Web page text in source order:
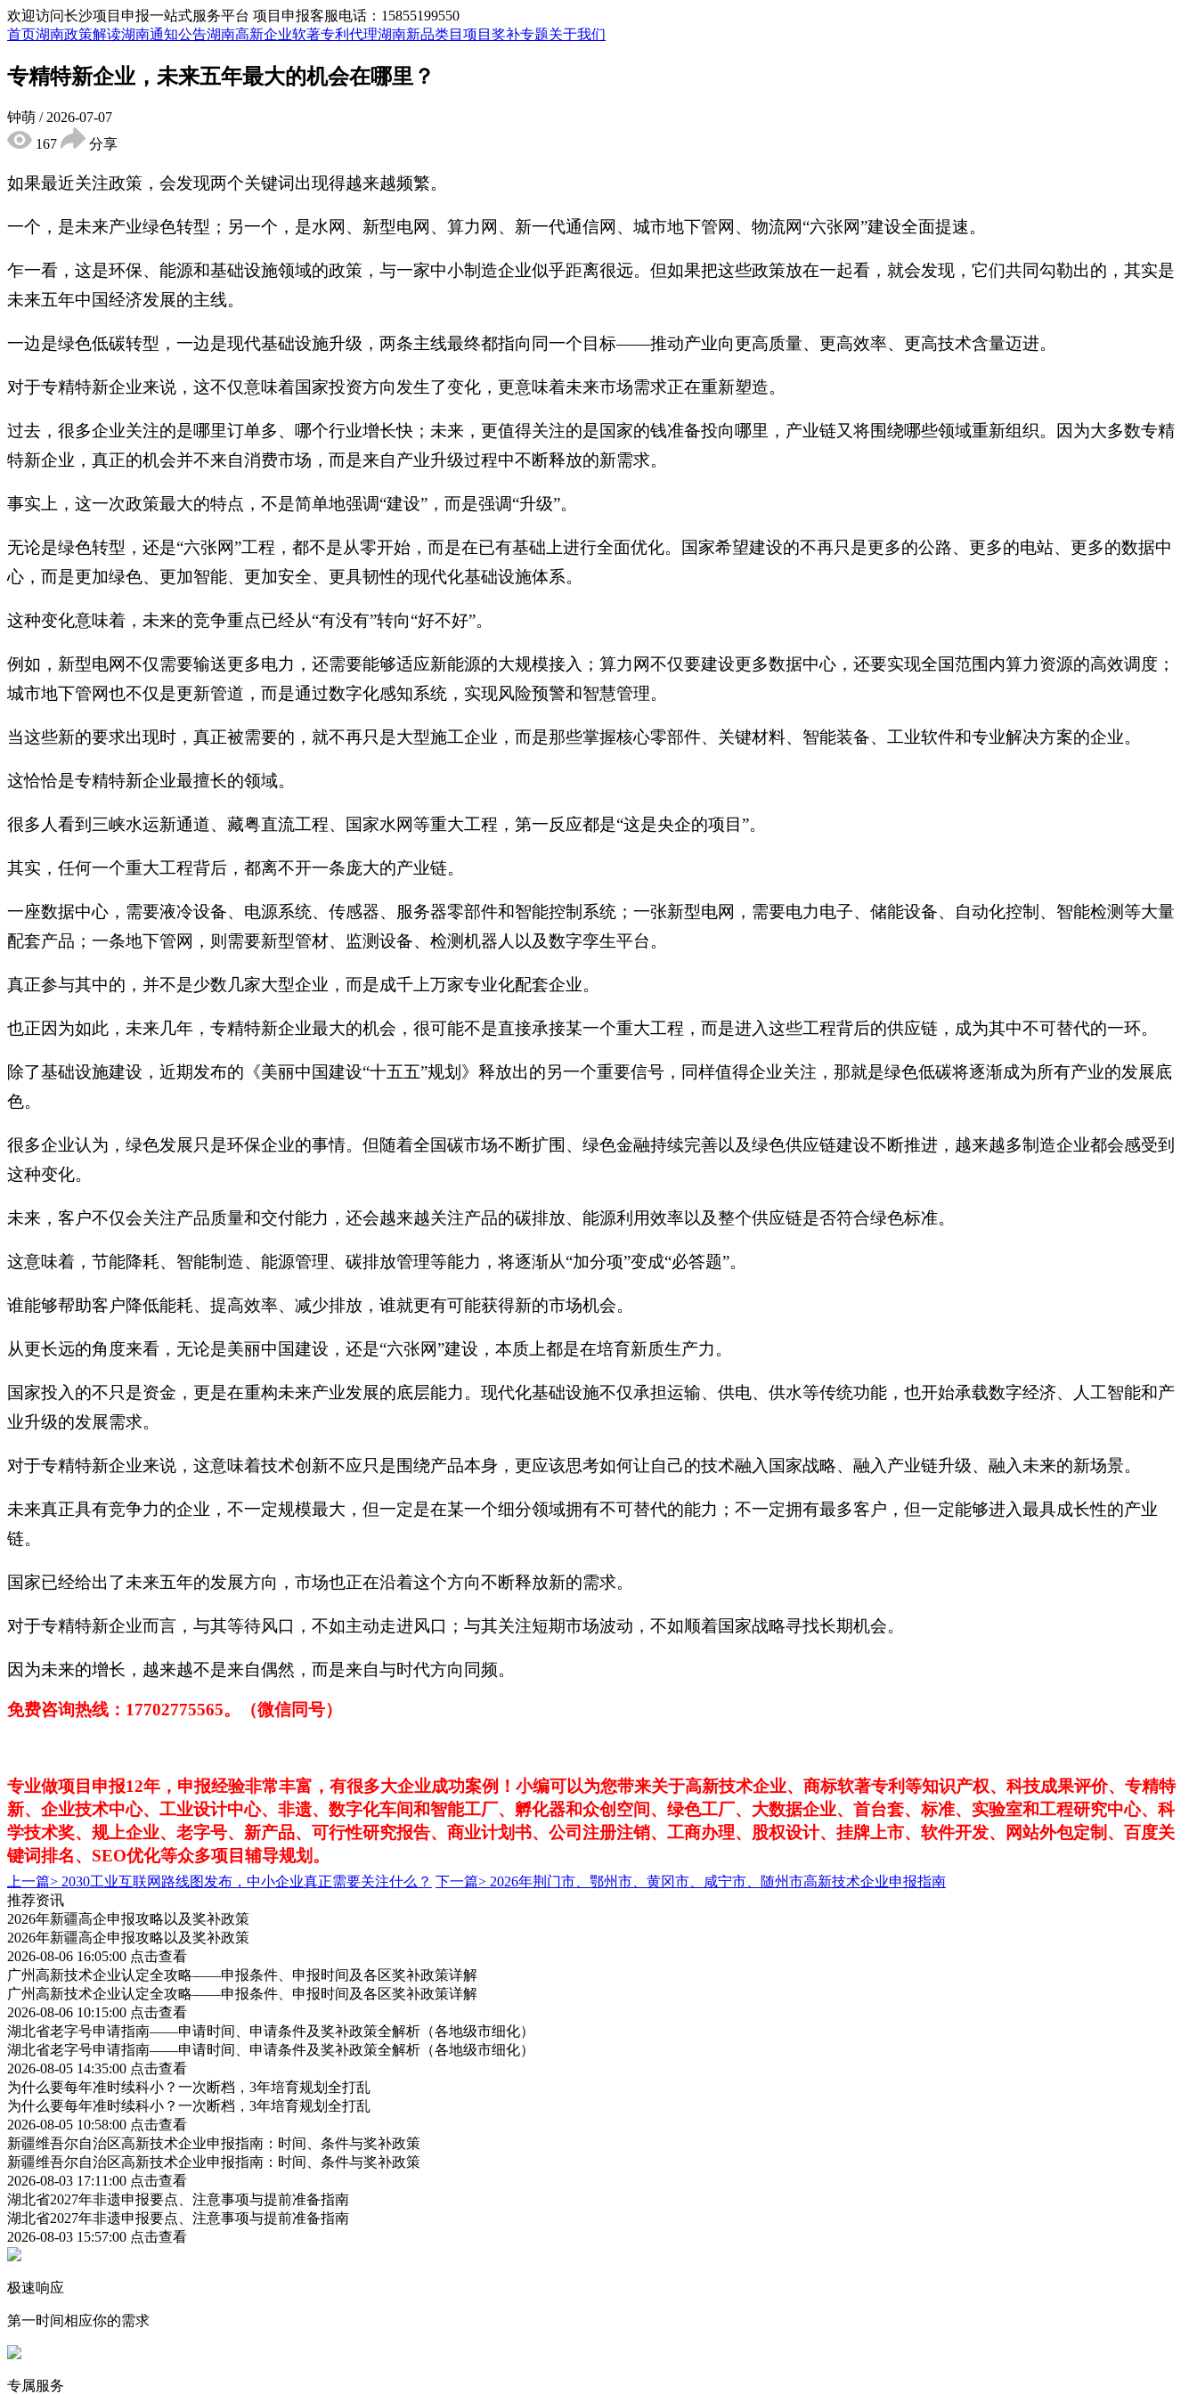
欢迎访问长沙项目申报一站式服务平台 项目申报客服电话：15855199550
首页湖南政策解读湖南通知公告湖南高新企业软著专利代理湖南新品类目 项目奖补专题关于我们
专精特新企业，未来五年最大的机会在哪里？
钟萌 / 2026-07-07
167
分享
如果最近关注政策，会发现两个关键词出现得越来越频繁。
一个，是未来产业绿色转型；另一个，是水网、新型电网、算力网、新一代通信网、城市地下管网、物流网“六张网”建设全面提速。
乍一看，这是环保、能源和基础设施领域的政策，与一家中小制造企业似乎距离很远。但如果把这些政策放在一起看，就会发现，它们共同勾勒出的，其实是
未来五年中国经济发展的主线。
一边是绿色低碳转型，一边是现代基础设施升级，两条主线最终都指向同一个目标——推动产业向更高质量、更高效率、更高技术含量迈进。
对于专精特新企业来说，这不仅意味着国家投资方向发生了变化，更意味着未来市场需求正在重新塑造。
过去，很多企业关注的是哪里订单多、哪个行业增长快；未来，更值得关注的是国家的钱准备投向哪里，产业链又将围绕哪些领域重新组织。因为大多数专精
特新企业，真正的机会并不来自消费市场，而是来自产业升级过程中不断释放的新需求。
事实上，这一次政策最大的特点，不是简单地强调“建设”，而是强调“升级”。
无论是绿色转型，还是“六张网”工程，都不是从零开始，而是在已有基础上进行全面优化。国家希望建设的不再只是更多的公路、更多的电站、更多的数据中
心，而是更加绿色、更加智能、更加安全、更具韧性的现代化基础设施体系。
这种变化意味着，未来的竞争重点已经从“有没有”转向“好不好”。
例如，新型电网不仅需要输送更多电力，还需要能够适应新能源的大规模接入；算力网不仅要建设更多数据中心，还要实现全国范围内算力资源的高效调度；
城市地下管网也不仅是更新管道，而是通过数字化感知系统，实现风险预警和智慧管理。
当这些新的要求出现时，真正被需要的，就不再只是大型施工企业，而是那些掌握核心零部件、关键材料、智能装备、工业软件和专业解决方案的企业。
这恰恰是专精特新企业最擅长的领域。
很多人看到三峡水运新通道、藏粤直流工程、国家水网等重大工程，第一反应都是“这是央企的项目”。
其实，任何一个重大工程背后，都离不开一条庞大的产业链。
一座数据中心，需要液冷设备、电源系统、传感器、服务器零部件和智能控制系统；一张新型电网，需要电力电子、储能设备、自动化控制、智能检测等大量
配套产品；一条地下管网，则需要新型管材、监测设备、检测机器人以及数字孪生平台。
真正参与其中的，并不是少数几家大型企业，而是成千上万家专业化配套企业。
也正因为如此，未来几年，专精特新企业最大的机会，很可能不是直接承接某一个重大工程，而是进入这些工程背后的供应链，成为其中不可替代的一环。
除了基础设施建设，近期发布的《美丽中国建设“十五五”规划》释放出的另一个重要信号，同样值得企业关注，那就是绿色低碳将逐渐成为所有产业的发展底
色。
很多企业认为，绿色发展只是环保企业的事情。但随着全国碳市场不断扩围、绿色金融持续完善以及绿色供应链建设不断推进，越来越多制造企业都会感受到
这种变化。
未来，客户不仅会关注产品质量和交付能力，还会越来越关注产品的碳排放、能源利用效率以及整个供应链是否符合绿色标准。
这意味着，节能降耗、智能制造、能源管理、碳排放管理等能力，将逐渐从“加分项”变成“必答题”。
谁能够帮助客户降低能耗、提高效率、减少排放，谁就更有可能获得新的市场机会。
从更长远的角度来看，无论是美丽中国建设，还是“六张网”建设，本质上都是在培育新质生产力。
国家投入的不只是资金，更是在重构未来产业发展的底层能力。现代化基础设施不仅承担运输、供电、供水等传统功能，也开始承载数字经济、人工智能和产
业升级的发展需求。
对于专精特新企业来说，这意味着技术创新不应只是围绕产品本身，更应该思考如何让自己的技术融入国家战略、融入产业链升级、融入未来的新场景。
未来真正具有竞争力的企业，不一定规模最大，但一定是在某一个细分领域拥有不可替代的能力；不一定拥有最多客户，但一定能够进入最具成长性的产业
链。
国家已经给出了未来五年的发展方向，市场也正在沿着这个方向不断释放新的需求。
对于专精特新企业而言，与其等待风口，不如主动走进风口；与其关注短期市场波动，不如顺着国家战略寻找长期机会。
因为未来的增长，越来越不是来自偶然，而是来自与时代方向同频。
免费咨询热线： 17702775565。（微信同号）
专业做项目申报12年，申报经验非常丰富，有很多大企业成功案例！小编可以为您带来关于高新技术企业、商标软著专利等知识产权、科技成果评价、专精特
新、企业技术中心、工业设计中心、非遗、数字化车间和智能工厂、孵化器和众创空间、绿色工厂、大数据企业、首台套、标准、实验室和工程研究中心、科
学技术奖、规上企业、老字号、新产品、可行性研究报告、商业计划书、公司注册注销、工商办理、股权设计、挂牌上市、软件开发、网站外包定制、百度关
键词排名、SEO优化等众多项目辅导规划。
上一篇> 2030工业互联网路线图发布，中小企业真正需要关注什么？ 下一篇> 2026年荆门市、鄂州市、黄冈市、咸宁市、随州市高新技术企业申报指南
推荐资讯
2026年新疆高企申报攻略以及奖补政策
2026年新疆高企申报攻略以及奖补政策
2026-08-06 16:05:00 点击查看
广州高新技术企业认定全攻略——申报条件、申报时间及各区奖补政策详解
广州高新技术企业认定全攻略——申报条件、申报时间及各区奖补政策详解
2026-08-06 10:15:00 点击查看
湖北省老字号申请指南——申请时间、申请条件及奖补政策全解析（各地级市细化）
湖北省老字号申请指南——申请时间、申请条件及奖补政策全解析（各地级市细化）
2026-08-05 14:35:00 点击查看
为什么要每年准时续科小？一次断档，3年培育规划全打乱
为什么要每年准时续科小？一次断档，3年培育规划全打乱
2026-08-05 10:58:00 点击查看
新疆维吾尔自治区高新技术企业申报指南：时间、条件与奖补政策
新疆维吾尔自治区高新技术企业申报指南：时间、条件与奖补政策
2026-08-03 17:11:00 点击查看
湖北省2027年非遗申报要点、注意事项与提前准备指南
湖北省2027年非遗申报要点、注意事项与提前准备指南
2026-08-03 15:57:00 点击查看
极速响应
第一时间相应你的需求
专属服务